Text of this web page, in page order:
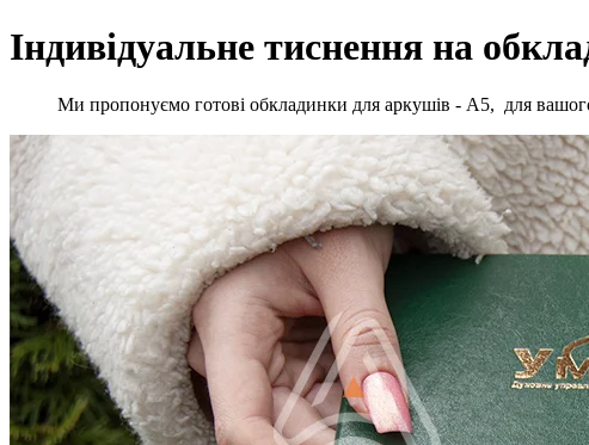
Індивідуальне тиснення на
Ми пропонуємо готові обкладинки для аркушів - А5, для